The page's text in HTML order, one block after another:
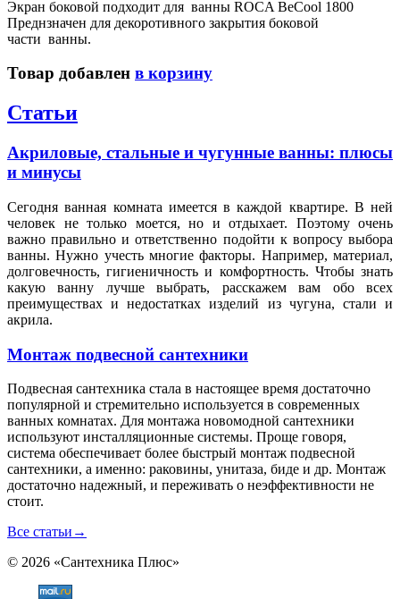
Экран боковой подходит для ванны ROCA BeCool 1800
Преднзначен для декоротивного закрытия боковой
части ванны.
Товар добавлен в корзину
Статьи
Акриловые, стальные и чугунные ванны: плюсы
и минусы
Сегодня ванная комната имеется в каждой квартире. В ней
человек не только моется, но и отдыхает. Поэтому очень
важно правильно и ответственно подойти к вопросу выбора
ванны. Нужно учесть многие факторы. Например, материал,
долговечность, гигиеничность и комфортность. Чтобы знать
какую ванну лучше выбрать, расскажем вам обо всех
преимуществах и недостатках изделий из чугуна, стали и
акрила.
Монтаж подвесной сантехники
Подвесная сантехника стала в настоящее время достаточно
популярной и стремительно используется в современных
ванных комнатах. Для монтажа новомодной сантехники
используют инсталляционные системы. Проще говоря,
система обеспечивает более быстрый монтаж подвесной
сантехники, а именно: раковины, унитаза, биде и др. Монтаж
достаточно надежный, и переживать о неэффективности не
стоит.
Все статьи →
© 2026 «Сантехника Плюс»